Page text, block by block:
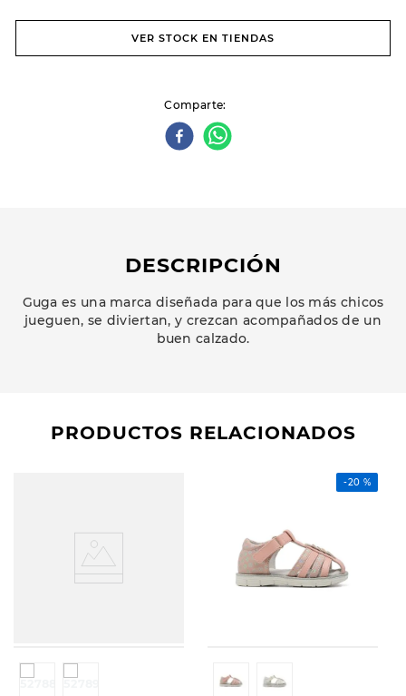
VER STOCK EN TIENDAS
Comparte
DESCRIPCIÓN
Guga es una marca diseñada para que los más chicos
jueguen, se diviertan, y crezcan acompañados de un
buen calzado.
PRODUCTOS RELACIONADOS
-20 %